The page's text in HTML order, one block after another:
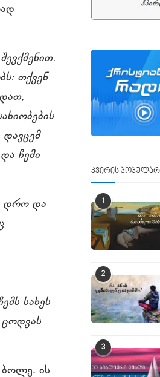
თქვენ
ჩემი
დრო და
სახეს
ცოდვას
ბოლე. ის
კვირის
1
2
3